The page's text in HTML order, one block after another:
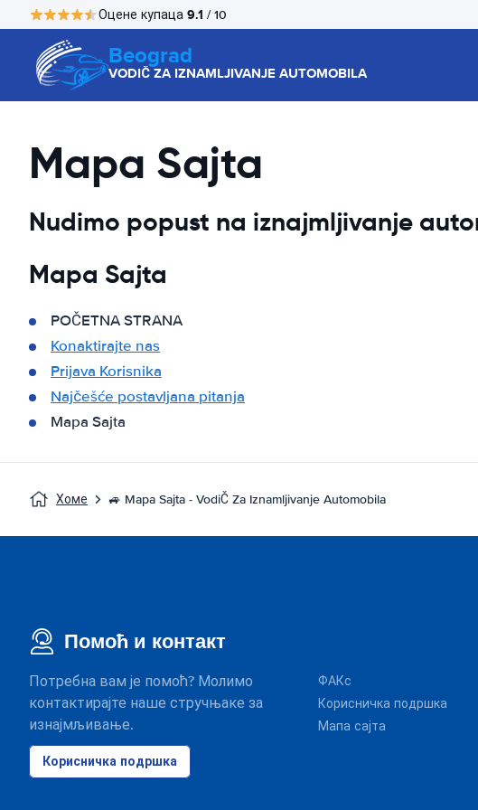
Оцене купаца 9.1 / 10
Beograd
VODIČ ZA IZNAMLJIVANJE AUTOMOBILA
Mapa Sajta
Nudimo popust na iznajmljivanje
Mapa Sajta
POČETNA STRANA
Konaktirajte nas
Prijava Korisnika
Najčešće postavljana pitanja
Mapa Sajta
Хоме 🚙 Mapa Sajta - VodiČ Za Iznamljivanje Automobila
Помоћ и контакт
Потребна вам је помоћ? Молимо
контактирајте наше стручњаке за
изнајмљивање.
Корисничка подршка
ФАКс
Корисничка подршка
Мапа сајта